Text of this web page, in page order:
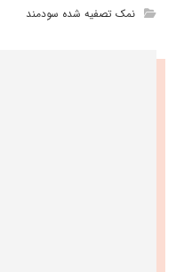
نمک تصفیه شده سودمند